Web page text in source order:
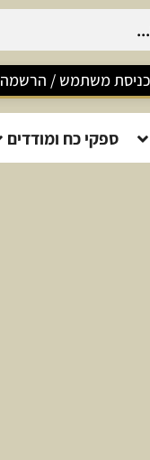
כניסת משתמש / הרשמה
ספקי כח ומודדים